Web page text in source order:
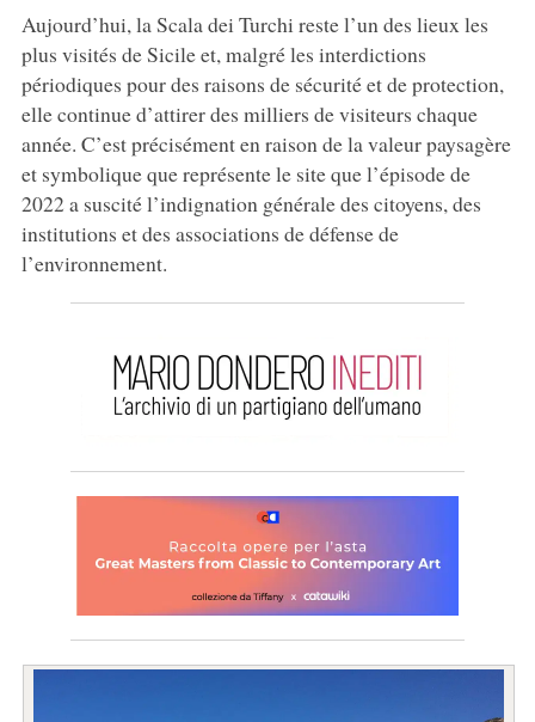
Aujourd’hui, la Scala dei Turchi reste l’un des lieux les
plus visités de Sicile et, malgré les interdictions
périodiques pour des raisons de sécurité et de protection,
elle continue d’attirer des milliers de visiteurs chaque
année. C’est précisément en raison de la valeur paysagère
et symbolique que représente le site que l’épisode de
2022 a suscité l’indignation générale des citoyens, des
institutions et des associations de défense de
l’environnement.